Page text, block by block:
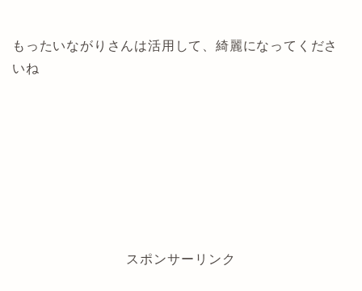
もったいながりさんは活用して、綺麗になってくださ
いね
スポンサーリンク